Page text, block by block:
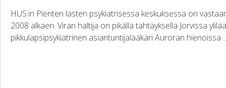
HUS:in Pienten lasten psykiatrisessa keskuksessa on
2008 alkaen. Viran haltija on pikällä tähtäyksellä Jorvissa
pikkulapsipsykiatrinen asiantuntijalääkäri Auroran hienoissa